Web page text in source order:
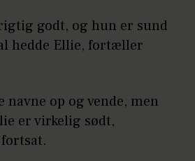
godt, og hun er sund
hedde Ellie, fortæller
navne op og vende, men
er virkelig sødt,